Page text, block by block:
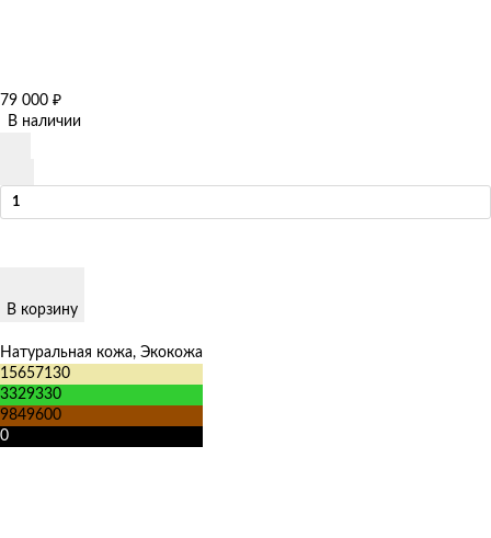
79 000 ₽
В наличии
В корзину
Натуральная кожа, Экокожа
15657130
3329330
9849600
0